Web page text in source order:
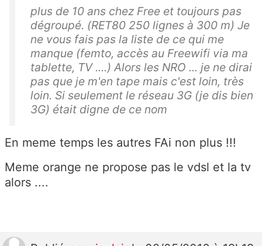
plus de 10 ans chez Free et toujours pas
dégroupé. (RET80 250 lignes à 300 m) Je
ne vous fais pas la liste de ce qui me
manque (femto, accès au Freewifi via ma
tablette, TV ....) Alors les NRO ... je ne dirai
pas que je m'en tape mais c'est loin, très
loin. Si seulement le réseau 3G (je dis bien
3G) était digne de ce nom
En meme temps les autres FAi non plus !!!
Meme orange ne propose pas le vdsl et la tv
alors ....